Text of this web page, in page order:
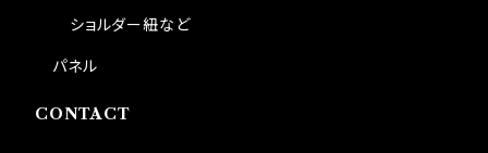
ショルダー紐など
パネル
CONTACT